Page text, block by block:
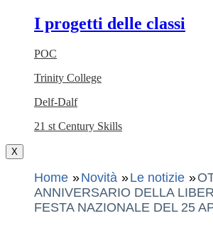
I progetti delle classi
POC
Trinity College
Delf-Dalf
21 st Century Skills
X
Home Novità Le notizie
ANNIVERSARIO DELLA
FESTA NAZIONALE DEL 25